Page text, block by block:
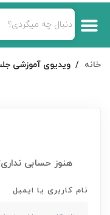
خانه ویدیوی آموزشی
هنوز حسابی
نام کاربری یا ایمیل